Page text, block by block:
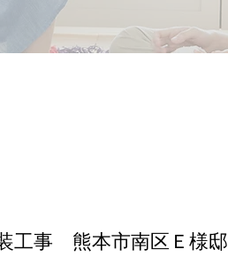
工事 熊本市南区Ｅ様邸